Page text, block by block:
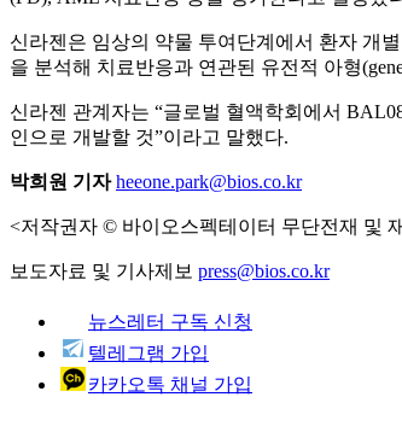
신라젠은 임상의 약물 투여단계에서 환자 개
을 분석해 치료반응과 연관된 유전적 아형
신라젠 관계자는 “글로벌 혈액학회에서
인으로 개발할 것”이라고 말했다.
박희원 기자 heeone.park@bios.co.kr
<저작권자 © 바이오스펙테이터 무단전재 및
보도자료 및 기사제보 press@bios.co.kr
뉴스레터 구독 신청
텔레그램 가입
카카오톡 채널 가입